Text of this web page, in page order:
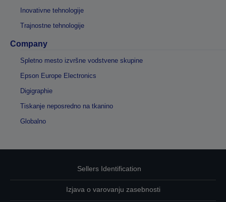
Inovativne tehnologije
Trajnostne tehnologije
Company
Spletno mesto izvršne vodstvene skupine
Epson Europe Electronics
Digigraphie
Tiskanje neposredno na tkanino
Globalno
Sellers Identification
Izjava o varovanju zasebnosti